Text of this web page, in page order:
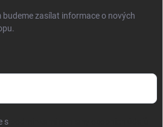
budeme zasílat informace o nových
s